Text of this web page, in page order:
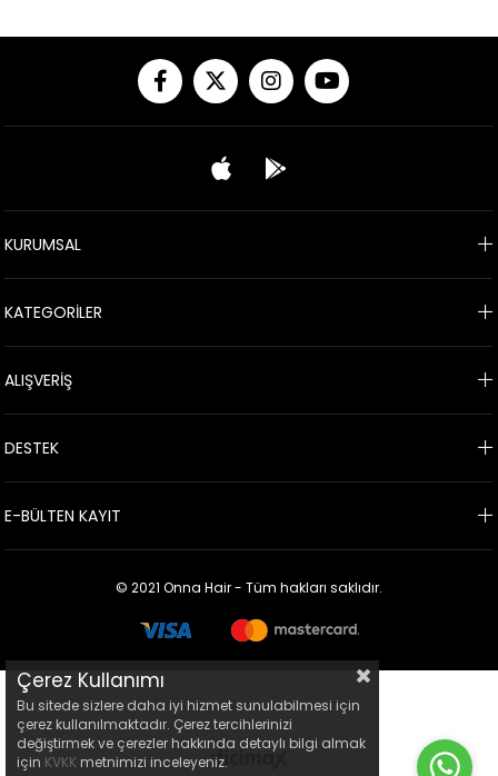
KURUMSAL
KATEGORİLER
ALIŞVERİŞ
DESTEK
E-BÜLTEN KAYIT
© 2021 Onna Hair - Tüm hakları saklıdır.
Çerez Kullanımı
Bu sitede sizlere daha iyi hizmet sunulabilmesi için
çerez kullanılmaktadır. Çerez tercihlerinizi
değiştirmek ve çerezler hakkında detaylı bilgi almak
için KVKK metnimizi inceleyeniz.